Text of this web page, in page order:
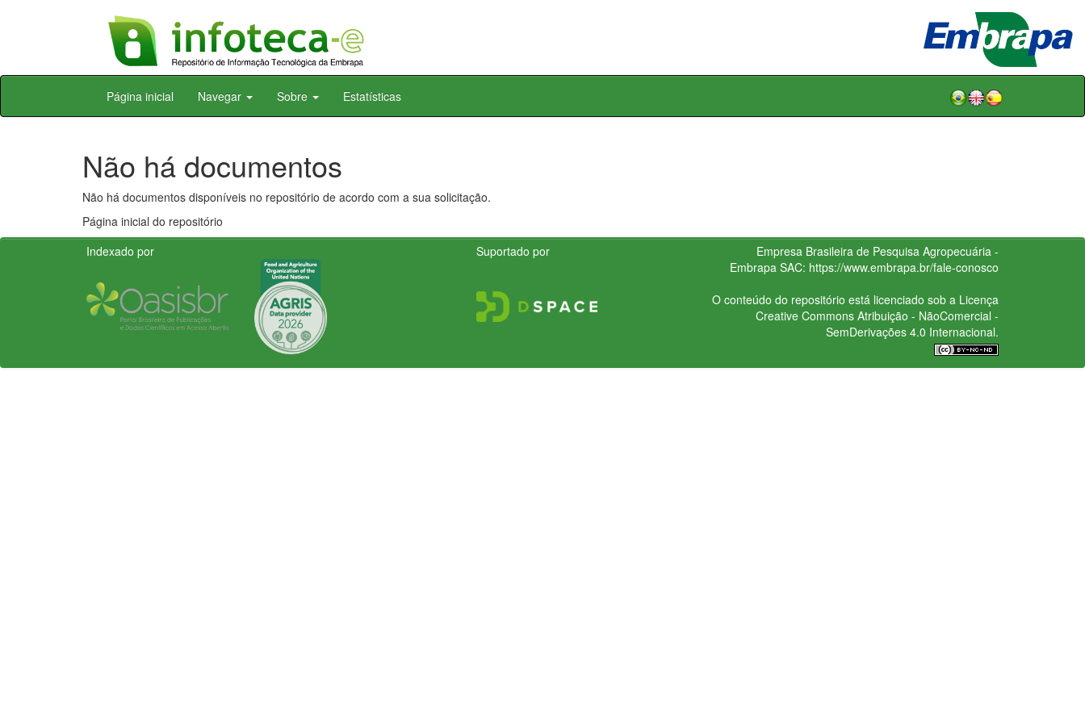
Skip
Página inicial Navegar Sobre Estatísticas
Não há documentos
Não há documentos disponíveis no repositório de acordo com a sua solicitação.
Página inicial do repositório
Indexado por
Suportado por
Empresa Brasileira de Pesquisa Agropecuária -
Embrapa SAC: https://www.embrapa.br/fale-conosco
O conteúdo do repositório está licenciado sob a Licença
Creative CommonsAtribuição - NãoComercial -
SemDerivações 4.0 Internacional.